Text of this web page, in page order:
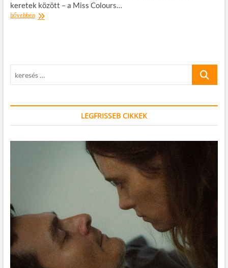
keretek között – a Miss Colours…
bővebbenIsmét
2014
keresés
LEGFRISSEB CIKKEK